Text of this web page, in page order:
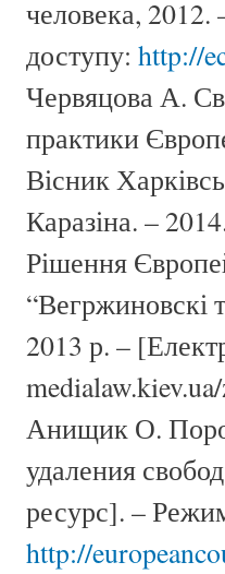
человека,
доступу: http://
Червяцова А.
практики
Вісник
Каразіна. –
Рішення
“Вегржиновскі
2013 р. –
Анищик О.
удаления
ресурс]. –
http://